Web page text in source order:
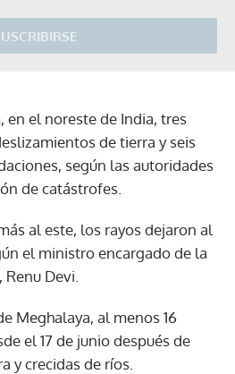
en el noreste de India, tres
de tierra y seis
según las autoridades
de catástrofes.
al este, los rayos dejaron al
el ministro encargado de la
Devi.
Meghalaya, al menos 16
el 17 de junio después de
y crecidas de ríos.